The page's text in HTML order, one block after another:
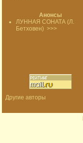
Анонсы
ЛУННАЯ СОНАТА (Л.
Бетховен) >>>
Другие авторы